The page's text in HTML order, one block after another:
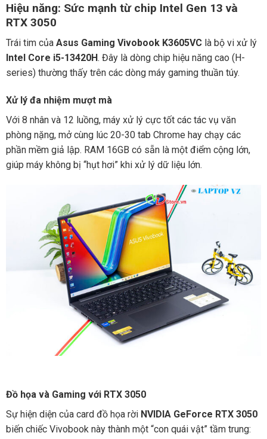
Hiệu năng: Sức mạnh từ chip Intel Gen 13 và
RTX 3050
Trái tim của Asus Gaming Vivobook K3605VClà bộ vi xử lý
Intel Core i5-13420H. Đây là dòng chip hiệu năng cao (H-
series) thường thấy trên các dòng máy gaming thuần túy.
Xử lý đa nhiệm mượt mà
Với 8 nhân và 12 luồng, máy xử lý cực tốt các tác vụ văn
phòng nặng, mở cùng lúc 20-30 tab Chrome hay chạy các
phần mềm giả lập. RAM 16GB có sẵn là một điểm cộng lớn,
giúp máy không bị “hụt hơi” khi xử lý dữ liệu lớn.
Đồ họa và Gaming với RTX 3050
Sự hiện diện của card đồ họa rời NVIDIA GeForce RTX 3050
biến chiếc Vivobook này thành một “con quái vật” tầm trung: